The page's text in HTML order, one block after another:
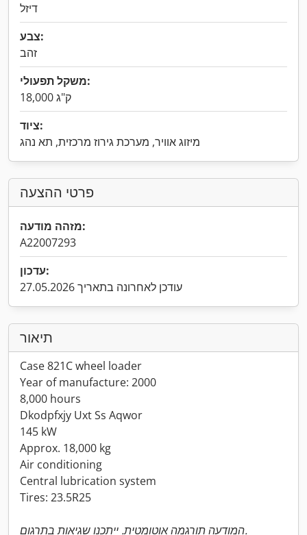
דיזל
צבע:
זהב
משקל תפעולי:
18,000 ק"ג
ציוד:
מיזוג אוויר, מערכת גירוז מרכזית, תא נהג
פרטי ההצעה
מזהה מודעה:
A22007293
עדכון:
עודכן לאחרונה בתאריך 27.05.2026
תיאור
Case 821C wheel loader
Year of manufacture: 2000
8,000 hours
Dkodpfxjy Uxt Ss Aqwor
145 kW
Approx. 18,000 kg
Air conditioning
Central lubrication system
Tires: 23.5R25
המודעה תורגמה אוטומטית. ייתכנו שגיאות בתרגום.